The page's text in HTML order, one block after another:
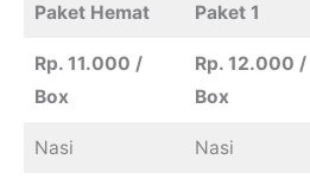
Paket Hemat
Paket 1
Rp. 11.000 /
Box
Rp. 12.000 /
Box
Nasi Nasi